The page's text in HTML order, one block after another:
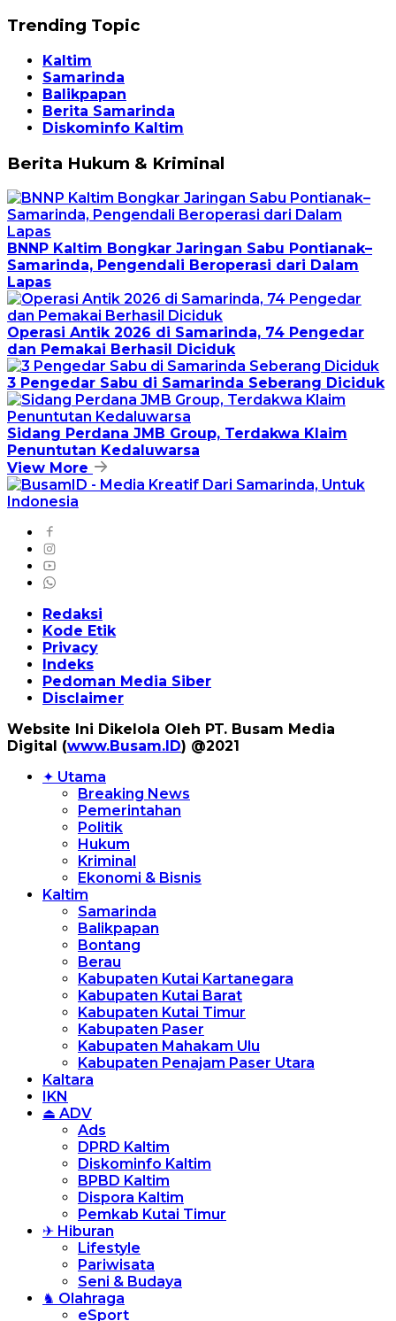
Trending Topic
Kaltim
Samarinda
Balikpapan
Berita Samarinda
Diskominfo Kaltim
Berita Hukum & Kriminal
BNNP Kaltim Bongkar Jaringan Sabu Pontianak–
Samarinda, Pengendali Beroperasi dari Dalam
Lapas
Operasi Antik 2026 di Samarinda, 74 Pengedar
dan Pemakai Berhasil Diciduk
3 Pengedar Sabu di Samarinda Seberang Diciduk
Sidang Perdana JMB Group, Terdakwa Klaim
Penuntutan Kedaluwarsa
View More
Redaksi
Kode Etik
Privacy
Indeks
Pedoman Media Siber
Disclaimer
Website Ini Dikelola Oleh PT. Busam Media
Digital (www.Busam.ID) @2021
✦ Utama
Breaking News
Pemerintahan
Politik
Hukum
Kriminal
Ekonomi & Bisnis
Kaltim
Samarinda
Balikpapan
Bontang
Berau
Kabupaten Kutai Kartanegara
Kabupaten Kutai Barat
Kabupaten Kutai Timur
Kabupaten Paser
Kabupaten Mahakam Ulu
Kabupaten Penajam Paser Utara
Kaltara
IKN
⏏ ADV
Ads
DPRD Kaltim
Diskominfo Kaltim
BPBD Kaltim
Dispora Kaltim
Pemkab Kutai Timur
✈ Hiburan
Lifestyle
Pariwisata
Seni & Budaya
♞ Olahraga
eSport